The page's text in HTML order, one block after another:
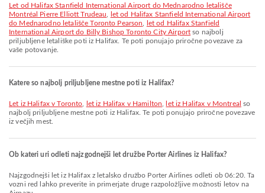
let od Halifax Stanfield International Airport do Mednarodno letališče
Montréal Pierre Elliott Trudeau
let od Halifax Stanfield International Airport
do Mednarodno letališče Toronto Pearson
let od Halifax Stanfield
International Airport do Billy Bishop Toronto City Airport so najbolj
priljubljene letališke poti iz Halifax. Te poti ponujajo priročne povezave za
vaše potovanje.
Katere so najbolj priljubljene mestne poti iz Halifax?
let iz Halifax v Toronto let iz Halifax v Hamilton let iz Halifax v Montreal so
najbolj priljubljene mestne poti iz Halifax. Te poti ponujajo priročne povezave
iz večjih mest.
Ob kateri uri odleti najzgodnejši let družbe Porter Airlines iz Halifax?
Najzgodnejši let iz Halifax z letalsko družbo Porter Airlines odleti ob 06:20. Ta
vozni red lahko preverite in primerjate druge razpoložljive možnosti letov na